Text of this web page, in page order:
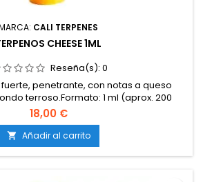
CALI TERPENES
CHEESE 1ML
Reseña(s): 0
penetrante, con notas a queso
terroso.Formato: 1 ml (aprox. 200
100 % naturales y puros.Libres de
y cannabinoides.Apto para uso en
cosmética, aromaterapia y
ISO y calidad
Cali Terpenes.
18,00 €
 Añadir al carrito